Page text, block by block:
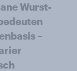
Wurst-
–